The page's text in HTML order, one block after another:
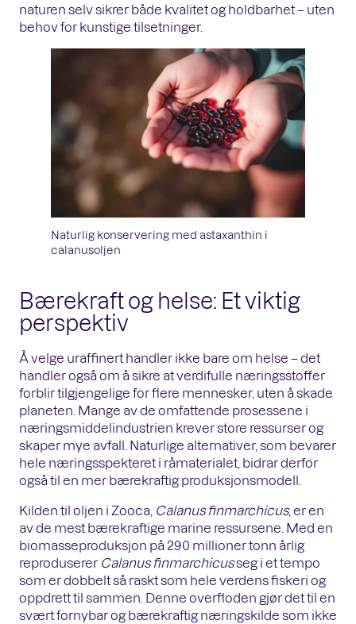
naturen selv sikrer både kvalitet og holdbarhet – uten
behov for kunstige tilsetninger.
Naturlig konservering med astaxanthin i
calanusoljen
Bærekraft og helse: Et viktig
perspektiv
Å velge uraffinert handler ikke bare om helse – det
handler også om å sikre at verdifulle næringsstoffer
forblir tilgjengelige for flere mennesker, uten å skade
planeten. Mange av de omfattende prosessene i
næringsmiddelindustrien krever store ressurser og
skaper mye avfall. Naturlige alternativer, som bevarer
hele næringsspekteret i råmaterialet, bidrar derfor
også til en mer bærekraftig produksjonsmodell.
Kilden til oljen i Zooca, Calanus finmarchicus, er en
av de mest bærekraftige marine ressursene. Med en
biomasseproduksjon på 290 millioner tonn årlig
reproduserer Calanus finmarchicusseg i et tempo
som er dobbelt så raskt som hele verdens fiskeri og
oppdrett til sammen. Denne overfloden gjør det til en
svært fornybar og bærekraftig næringskilde som ikke